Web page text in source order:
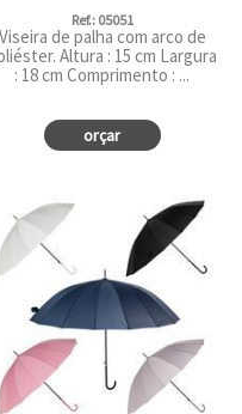
Ref.: 05051
Viseira de palha com arco de
Altura : 15 cm Largura
: 18 cm Comprimento : ...
orçar